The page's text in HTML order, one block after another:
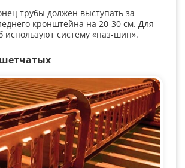
трубы должен выступать за
кронштейна на 20-30 см. Для
используют систему «паз-шип».